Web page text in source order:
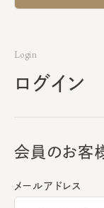
Login
ログイン
会員のお客
メールアドレス